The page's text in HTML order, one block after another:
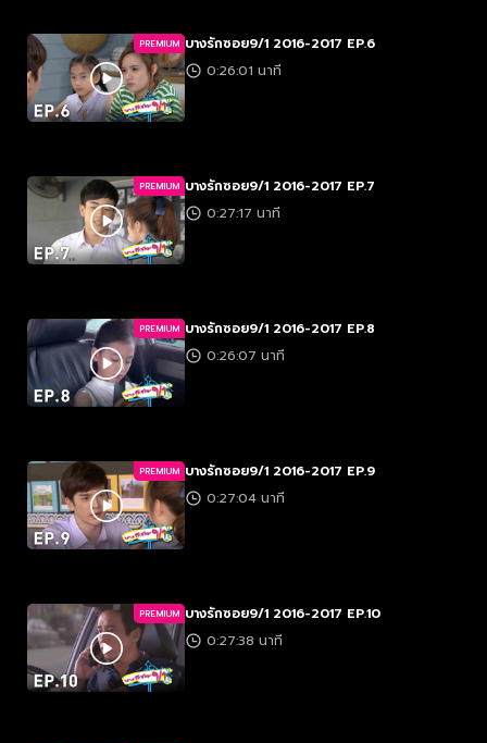
PREMIUM บางรักซอย9/1 2016-2017 EP.6
0:26:01 นาที
PREMIUM บางรักซอย9/1 2016-2017 EP.7
0:27:17 นาที
PREMIUM บางรักซอย9/1 2016-2017 EP.8
0:26:07 นาที
PREMIUM บางรักซอย9/1 2016-2017 EP.9
0:27:04 นาที
PREMIUM บางรักซอย9/1 2016-2017 EP.10
0:27:38 นาที